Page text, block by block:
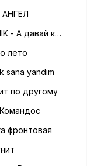
АНГЕЛ
ROMA DJ, TIMURCHIK - А давай кружитись в танці
лето
sana yandim
по другому
фронтовая